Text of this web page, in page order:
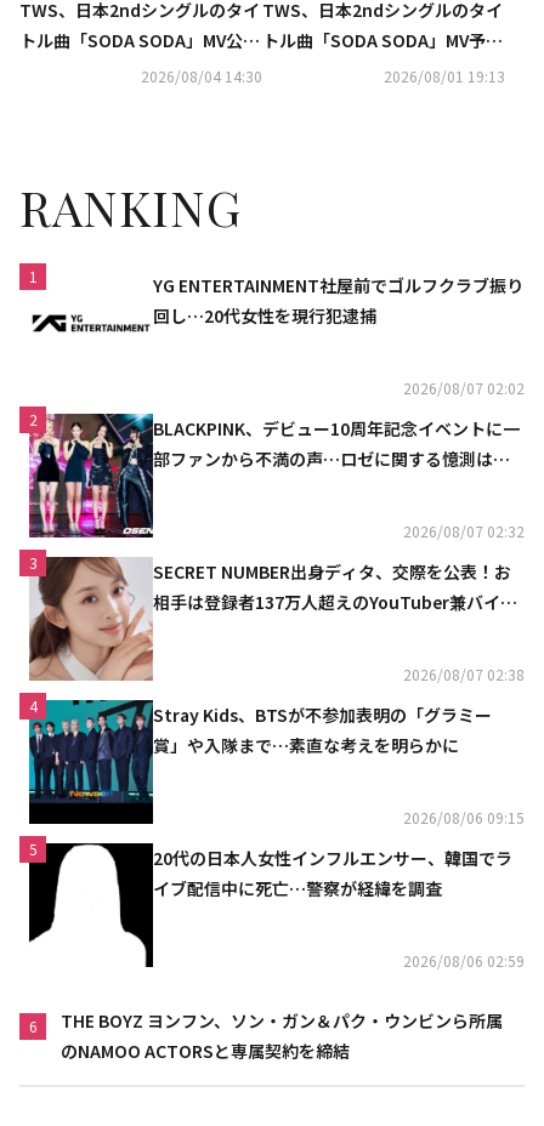
TWS、日本2ndシングルのタイ
トル曲「SODA SODA」MV公
開…炭酸のように弾ける胸のと
2026/08/04 14:30
TWS、日本2ndシングルのタイ
トル曲「SODA SODA」MV予告
映像第2弾を公開2026/08/01 19:13
RANKING
1
YG ENTERTAINMENT社屋前でゴルフクラブ振り
回し…20代女性を現行犯逮捕
2026/08/07 02:02
2
BLACKPINK、デビュー10周年記念イベントに一
部ファンから不満の声…ロゼに関する憶測は否
2026/08/07 02:32
3
SECRET NUMBER出身ディタ、交際を公表！お
相手は登録者137万人超えのYouTuber兼バイオ
2026/08/07 02:38
4
Stray Kids、BTSが不参加表明の「グラミー
賞」や入隊まで…素直な考えを明らかに
2026/08/06 09:15
5
20代の日本人女性インフルエンサー、韓国でラ
イブ配信中に死亡…警察が経緯を調査
2026/08/06 02:59
6
THE BOYZ ヨンフン、ソン・ガン＆パク・ウンビンら所属
のNAMOO ACTORSと専属契約を締結